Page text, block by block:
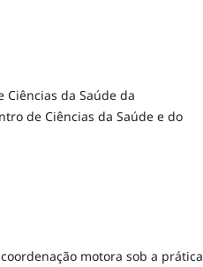
da Saúde da
de Ciências da Saúde e do
motora sob a prática